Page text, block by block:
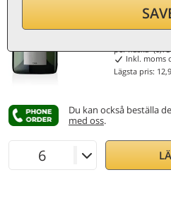
Nedsatt
9,60€
per flaska
Inkl. moms
Lägsta pris:
Du kan också beställa
med oss.